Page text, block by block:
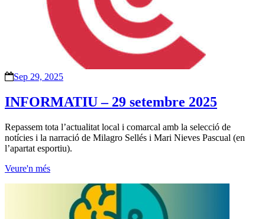
Sep 29, 2025
INFORMATIU – 29 setembre 2025
Repassem tota l’actualitat local i comarcal amb la selecció de
notícies i la narració de Milagro Sellés i Mari Nieves Pascual (en
l’apartat esportiu).
Veure'n més